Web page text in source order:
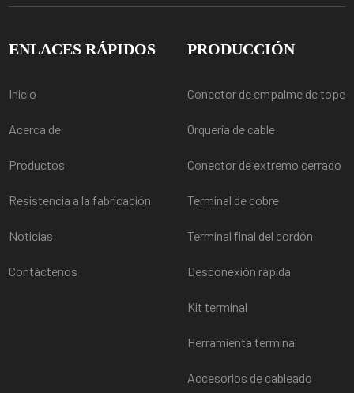
ENLACES RÁPIDOS
Inicio
Acerca de
Productos
Resistencia a la fabricación
Noticias
Contáctenos
PRODUCCIÓN
Conector de empalme de tope
Orquería de cable
Conector de extremo cerrado
Terminal de cobre
Terminal final del cordón
Desconexión rápida
Kit terminal
Herramienta terminal
Accesorios de cableado